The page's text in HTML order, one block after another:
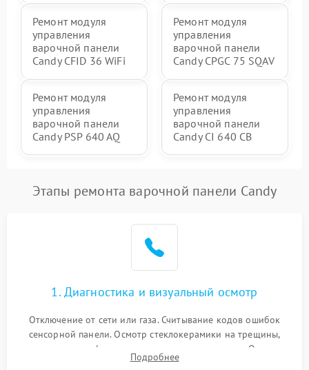
Ремонт модуля
управления
варочной панели
Candy CFID 36 WiFi
Ремонт модуля
управления
варочной панели
Candy CPGC 75 SQAV
Ремонт модуля
управления
варочной панели
Candy PSP 640 AQ
Ремонт модуля
управления
варочной панели
Candy CI 640 CB
Этапы ремонта варочной панели Candy
1. Диагностика и визуальный осмотр
Отключение от сети или газа. Считывание кодов ошибок
сенсорной панели. Осмотр стеклокерамики на трещины,
проверка конфорок на равномерность нагрева. Опрос
клиента о симптомах (не включается, не видит посуду,
Подробнее